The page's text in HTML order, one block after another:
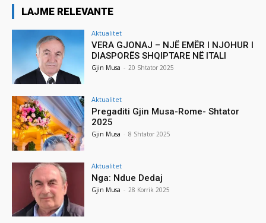
LAJME RELEVANTE
Aktualitet
VERA GJONAJ – NJË EMËR I NJOHUR I
DIASPORËS SHQIPTARE NË ITALI
Gjin Musa - 20 Shtator 2025
Aktualitet
Pregaditi Gjin Musa-Rome- Shtator
2025
Gjin Musa - 8 Shtator 2025
Aktualitet
Nga: Ndue Dedaj
Gjin Musa - 28 Korrik 2025